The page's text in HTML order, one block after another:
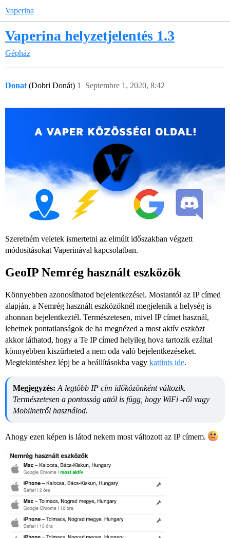
Vaperina
Vaperina helyzetjelentés 1.3
Gépház
Donat (Dobri Donát) Septembre 1, 2020, 8:42
1
Szeretném veletek ismertetni az elmúlt időszakban végzett
módosításokat Vaperinával kapcsolatban.
GeoIP Nemrég használt eszközök
Könnyebben azonosíthatod bejelentkezései. Mostantól az IP címed
alapján, a Nemrég használt eszközöknél megjelenik a helység is
ahonnan bejelentkeztél. Természetesen, mivel IP címet használ,
lehetnek pontatlanságok de ha megnézed a most aktív eszközt
akkor láthatod, hogy a Te IP címed helyileg hova tartozik ezáltal
könnyebben kiszűrheted a nem oda való bejelentkezéseket.
Megtekintéshez lépj be a beállításokba vagy kattints ide.
Megjegyzés: A legtöbb IP cím időközönként változik.
Természetesen a pontosság attól is függ, hogy WiFi -ről vagy
Mobilnetről használod.
Ahogy ezen képen is látod nekem most változott az IP címem.